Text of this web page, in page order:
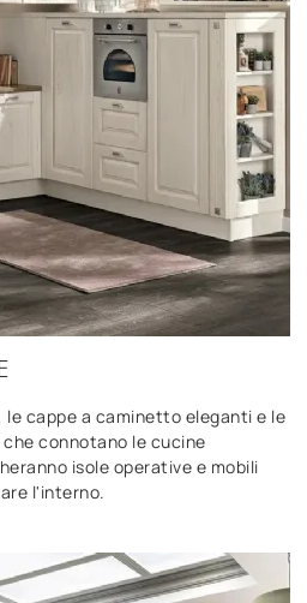
le cappe a caminetto eleganti e le
connotano le cucine
isole operative e mobili
l'interno.